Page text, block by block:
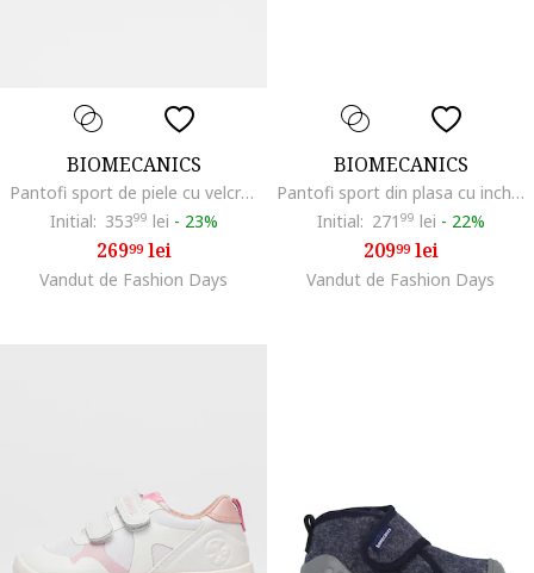
BIOMECANICS
Pantofi sport de piele cu velcro si perforatii, Alb
Initial: 35399 lei - 23%
26999lei
Vandut de Fashion Days
BIOMECANICS
Pantofi sport din plasa cu inchidere cu banda velcro, Rosu/Albastru pastel/Alb murdar
Initial: 271 99 lei - 22%
20999lei
Vandut de Fashion Days